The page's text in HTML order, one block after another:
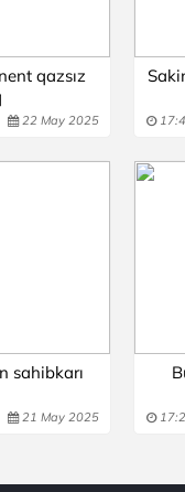
qazsız
22 May 2025
sahibkarı
21 May 2025